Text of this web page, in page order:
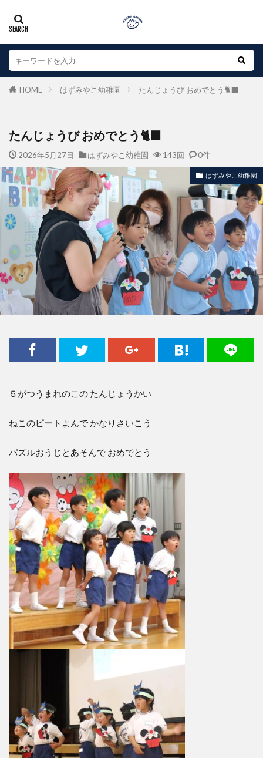
HOME はずみやこ幼稚園 たんじょうび おめでとう🐈‍⬛
たんじょうび おめでとう🐈‍⬛
2026年5月27日 はずみやこ幼稚園 143回 0件
はずみやこ幼稚園
５がつうまれのこの たんじょうかい
ねこのピートよんで かなりさいこう
パズルおうじとあそんで おめでとう